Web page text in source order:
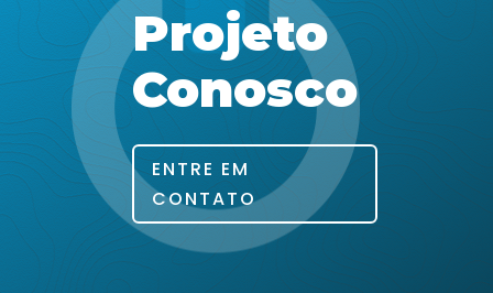
Projeto
Conosco
ENTRE EM
CONTATO